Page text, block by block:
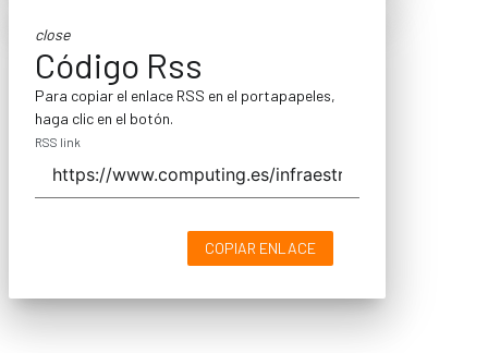
close
Código Rss
Para copiar el enlace RSS en el portapapeles,
haga clic en el botón.
RSS link
COPIAR ENLACE